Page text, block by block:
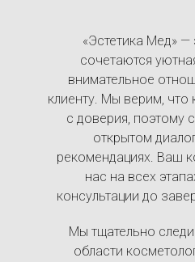
«Эстетика Мед» —
сочетаются
внимательное
клиенту. Мы верим, что
с доверия, поэтому
открытом
рекомендациях. Ваш
нас на всех
консультации до
Мы тщательно
области